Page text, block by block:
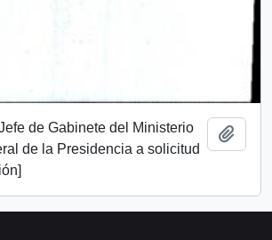
de Gabinete del Ministerio
de la Presidencia a solicitud